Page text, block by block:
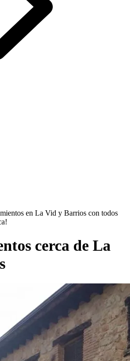
en La Vid y Barrios con todos
cerca de La